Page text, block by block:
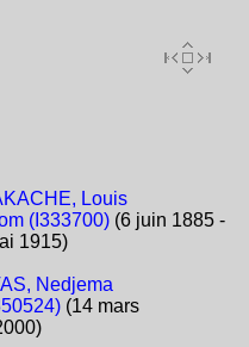
Louis
(I333700) (6 juin 1885 -
1915)
Nedjema
(14 mars